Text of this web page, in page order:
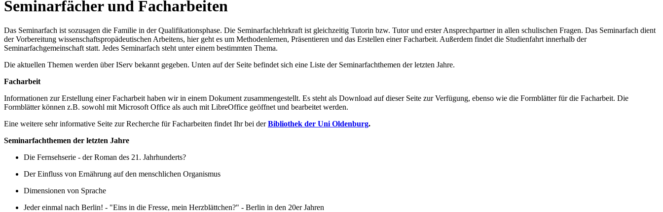
Seminarfächer und Facharbeiten
Das Seminarfach ist sozusagen die Familie in der Qualifikationsphase. Die Seminarfachlehrkraft ist gleichzeitig Tutorin bzw. Tutor und erster Ansprechpartner in allen schulischen Fragen. Das Seminarfach dient
der Vorbereitung wissenschaftspropädeutischen Arbeitens, hier geht es um Methodenlernen, Präsentieren und das Erstellen einer Facharbeit. Außerdem findet die Studienfahrt innerhalb der
Seminarfachgemeinschaft statt. Jedes Seminarfach steht unter einem bestimmten Thema.
Die aktuellen Themen werden über IServ bekannt gegeben. Unten auf der Seite befindet sich eine Liste der Seminarfachthemen der letzten Jahre.
Facharbeit
Informationen zur Erstellung einer Facharbeit haben wir in einem Dokument zusammengestellt. Es steht als Download auf dieser Seite zur Verfügung, ebenso wie die Formblätter für die Facharbeit. Die
Formblätter können z.B. sowohl mit Microsoft Office als auch mit LibreOffice geöffnet und bearbeitet werden.
Eine weitere sehr informative Seite zur Recherche für Facharbeiten findet Ihr bei derBibliothek der Uni Oldenburg.
Seminarfachthemen der letzten Jahre
Die Fernsehserie - der Roman des 21. Jahrhunderts?
Der Einfluss von Ernährung auf den menschlichen Organismus
Dimensionen von Sprache
Jeder einmal nach Berlin! - "Eins in die Fresse, mein Herzblättchen?" - Berlin in den 20er Jahren